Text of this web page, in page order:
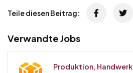
Teile diesen Beitrag:
Verwandte Jobs
Produktion, Handwerk